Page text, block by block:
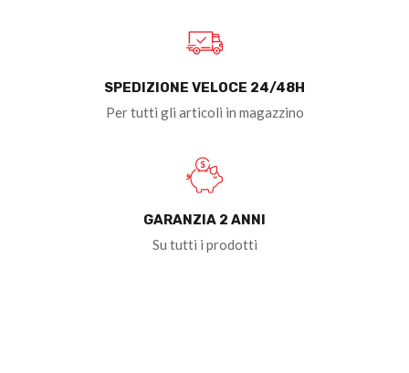
SPEDIZIONE VELOCE 24/48H
Per tutti gli articoli in magazzino
GARANZIA 2 ANNI
Su tutti i prodotti